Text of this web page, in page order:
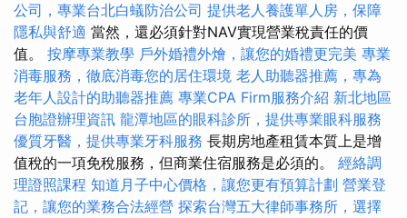
公司，專業台北白蟻防治公司 提供老人養護單人房，保障
隱私與舒適 當然，還必須針對NAV實現營業稅責任的價
值。 按摩專業教學 戶外婚禮外燴，讓您的婚禮更完美 專業
消毒服務，徹底消毒您的居住環境 老人助聽器推薦，專為
老年人設計的助聽器推薦 專業CPA Firm服務介紹 新北地區
台胞證辦理資訊 龍潭地區的眼科診所，提供專業眼科服務
優質牙醫，提供專業牙科服務 長期房地產租賃本質上是增
值稅的一項免稅服務，但商業住宿服務是必須的。 經絡調
理證照課程 知道月子中心價格，讓您更有預算計劃 營業登
記，讓您的業務合法經營 探索台灣五大律師事務所，選擇